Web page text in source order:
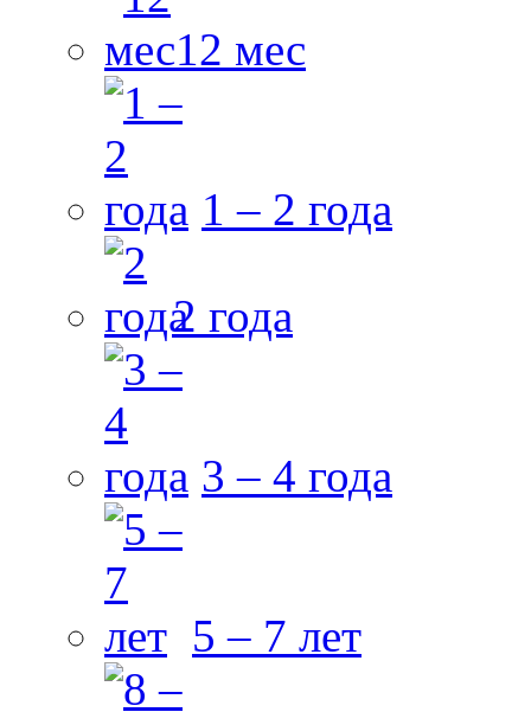
12 мес
1 – 2 года
2 года
3 – 4 года
5 – 7 лет